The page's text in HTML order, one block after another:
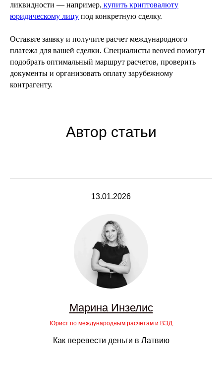
ликвидности — например, купить криптовалюту
юридическому лицу под конкретную сделку.
Оставьте заявку и получите расчет международного
платежа для вашей сделки. Специалисты neoved помогут
подобрать оптимальный маршрут расчетов, проверить
документы и организовать оплату зарубежному
контрагенту.
Автор статьи
13.01.2026
Марина Инзелис
Юрист по международным расчетам и ВЭД
Как перевести деньги в Латвию